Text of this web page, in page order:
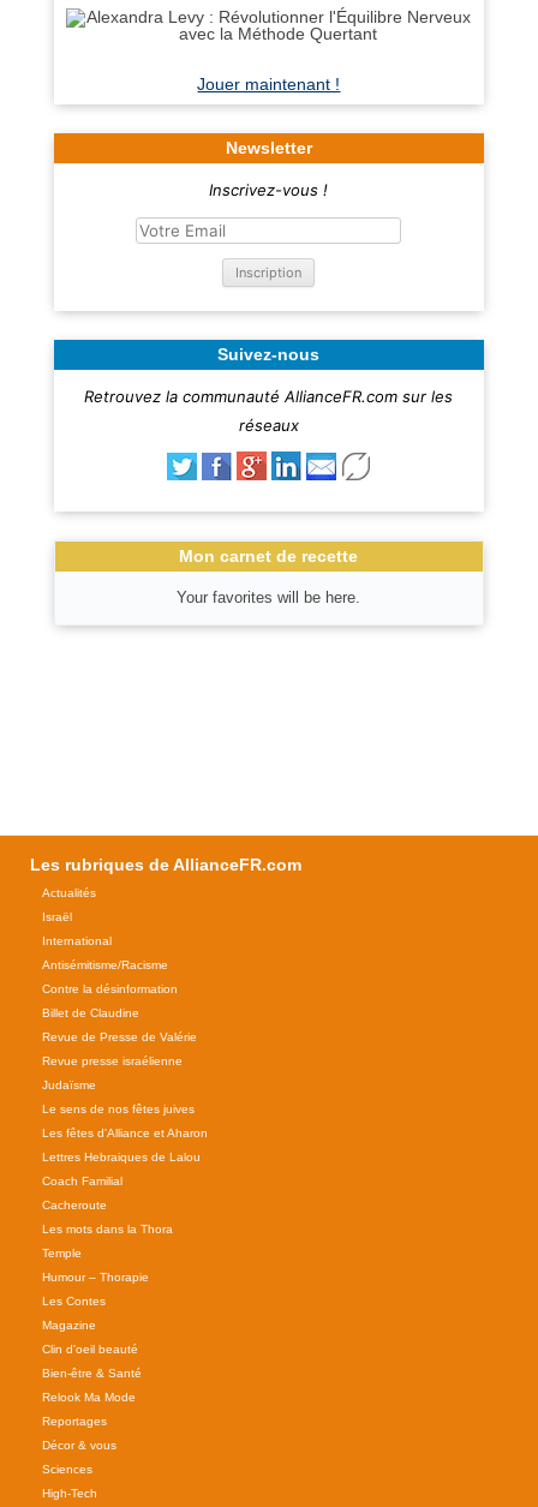
Jouer maintenant !
Newsletter
Inscrivez-vous !
Suivez-nous
Retrouvez la communauté AllianceFR.com sur les
réseaux
Mon carnet de recette
Your favorites will be here.
Les rubriques de AllianceFR.com
Actualités
Israël
International
Antisémitisme/Racisme
Contre la désinformation
Billet de Claudine
Revue de Presse de Valérie
Revue presse israélienne
Judaïsme
Le sens de nos fêtes juives
Les fêtes d'Alliance et Aharon
Lettres Hebraiques de Lalou
Coach Familial
Cacheroute
Les mots dans la Thora
Temple
Humour – Thorapie
Les Contes
Magazine
Clin d'oeil beauté
Bien-être & Santé
Relook Ma Mode
Reportages
Décor & vous
Sciences
High-Tech